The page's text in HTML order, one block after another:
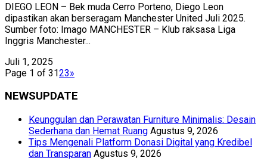
DIEGO LEON – Bek muda Cerro Porteno, Diego Leon
dipastikan akan berseragam Manchester United Juli 2025.
Sumber foto: Imago MANCHESTER – Klub raksasa Liga
Inggris Manchester...
Juli 1, 2025
Page 1 of 3123»
NEWSUPDATE
Keunggulan dan Perawatan Furniture Minimalis: Desain
Sederhana dan Hemat Ruang Agustus 9, 2026
Tips Mengenali Platform Donasi Digital yang Kredibel
dan Transparan Agustus 9, 2026